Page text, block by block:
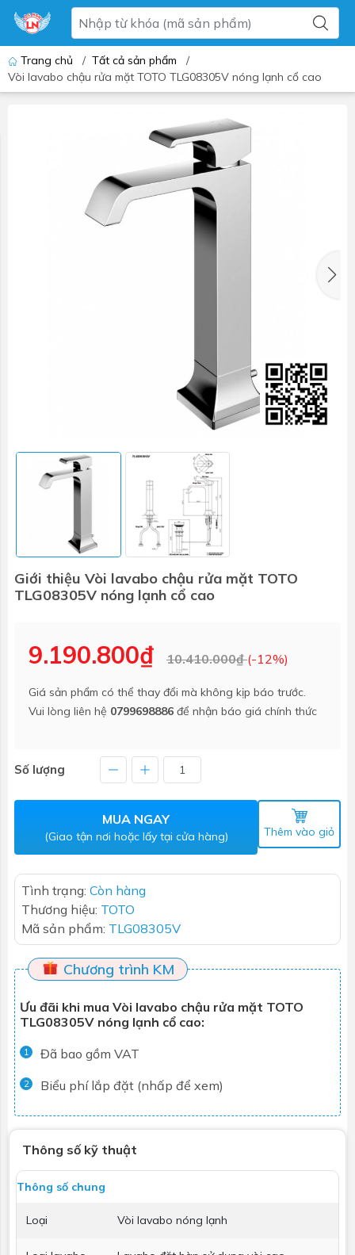
Trang chủ / Tất cả sản phẩm
/
Vòi lavabo chậu rửa mặt TOTO TLG08305V nóng lạnh cổ cao
Giới thiệu Vòi lavabo chậu rửa mặt TOTO
TLG08305V nóng lạnh cổ cao
9.190.800₫ 10.410.000₫(-12%)
Giá sản phẩm có thể thay đổi mà không kịp báo trước.
Vui lòng liên hệ 0799698886 để nhận báo giá chính thức
Số lượng
MUA NGAY
(Giao tận nơi hoặc lấy tại cửa hàng) Thêm vào giỏ
Tình trạng: Còn hàng
Thương hiệu: TOTO
Mã sản phẩm: TLG08305V
Chương trình KM
Ưu đãi khi mua Vòi lavabo chậu rửa mặt TOTO
TLG08305V nóng lạnh cổ cao:
1 Đã bao gồm VAT
2 Biểu phí lắp đặt (nhấp để xem)
Thông số kỹ thuật
Thông số chung
Loại Vòi lavabo nóng lạnh